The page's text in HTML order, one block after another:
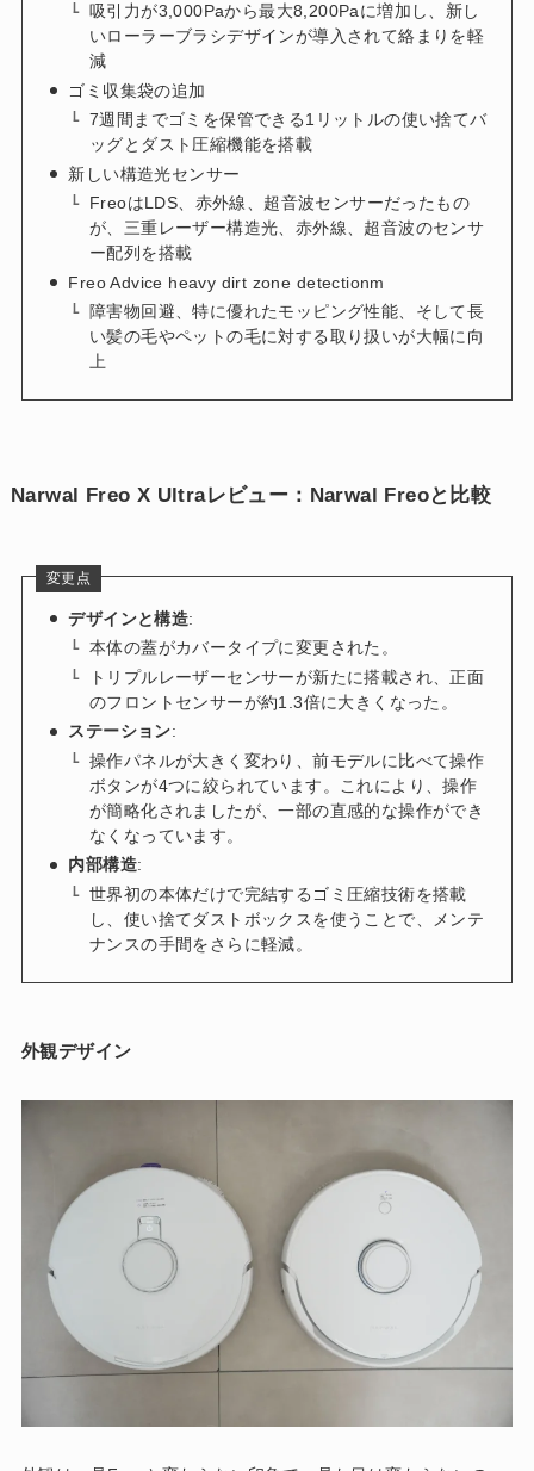
吸引力が3,000Paから最大8,200Paに増加し、新し
いローラーブラシデザインが導入されて絡まりを軽
減
ゴミ収集袋の追加
7週間までゴミを保管できる1リットルの使い捨てバ
ッグとダスト圧縮機能を搭載
新しい構造光センサー
FreoはLDS、赤外線、超音波センサーだったもの
が、三重レーザー構造光、赤外線、超音波のセンサ
ー配列を搭載
Freo Advice heavy dirt zone detectionm
障害物回避、特に優れたモッピング性能、そして長
い髪の毛やペットの毛に対する取り扱いが大幅に向
上
Narwal Freo X Ultraレビュー：Narwal Freoと比較
変更点
デザインと構造:
本体の蓋がカバータイプに変更された。
トリプルレーザーセンサーが新たに搭載され、正面
のフロントセンサーが約1.3倍に大きくなった。
ステーション:
操作パネルが大きく変わり、前モデルに比べて操作
ボタンが4つに絞られています。これにより、操作
が簡略化されましたが、一部の直感的な操作ができ
なくなっています。
内部構造:
世界初の本体だけで完結するゴミ圧縮技術を搭載
し、使い捨てダストボックスを使うことで、メンテ
ナンスの手間をさらに軽減。
外観デザイン